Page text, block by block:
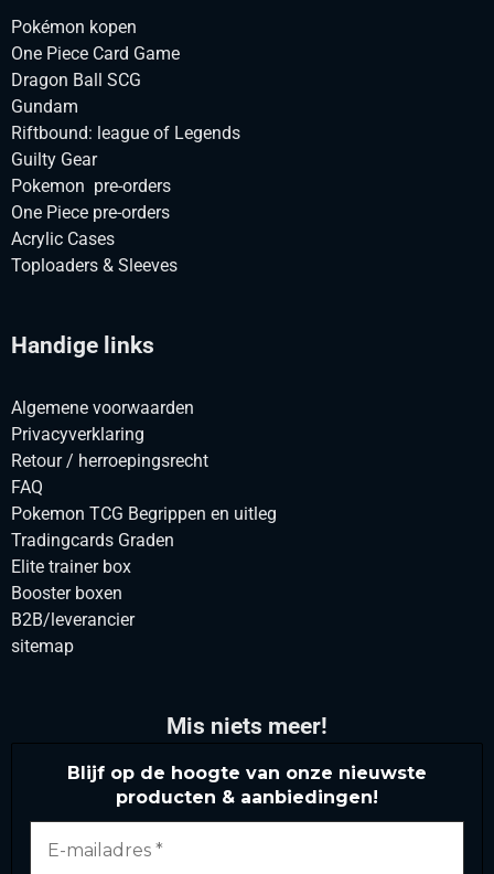
Pokémon kopen
One Piece Card Game
Dragon Ball SCG
Gundam
Riftbound: league of Legends
Guilty Gear
Pokemon pre-orders
One Piece pre-orders
Acrylic Cases
Toploaders & Sleeves
Handige links
Algemene voorwaarden
Privacyverklaring
Retour / herroepingsrecht
FAQ
Pokemon TCG Begrippen en uitleg
Tradingcards Graden
Elite trainer box
Booster boxen
B2B/leverancier
sitemap
Mis niets meer!
Blijf op de hoogte van onze nieuwste
producten & aanbiedingen!